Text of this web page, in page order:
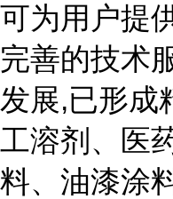
可为用户提
完善的技术
发展,已形成
工溶剂、医
料、油漆涂